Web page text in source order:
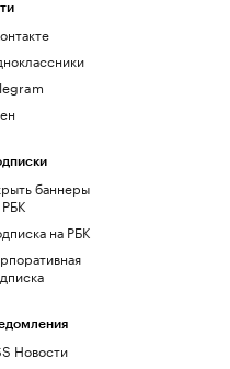
баннеры
РБК
на РБК
Новости